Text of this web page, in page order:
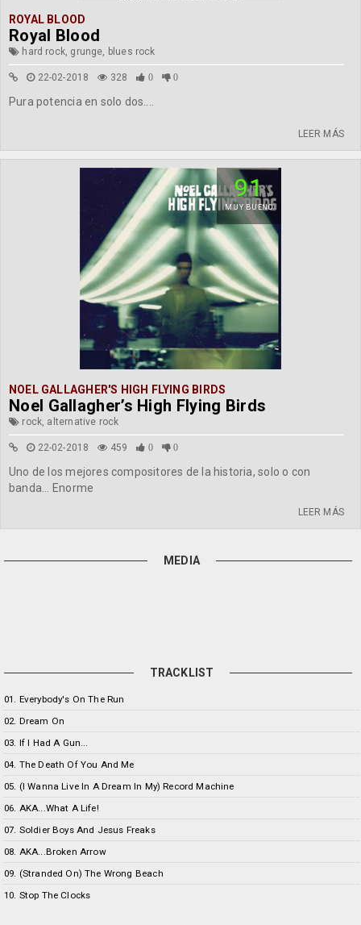
ROYAL BLOOD
Royal Blood
hard rock, grunge, blues rock
22-02-2018 328 0 0
Pura potencia en solo dos....
LEER MÁS
91
MUY BUENO
NOEL GALLAGHER'S HIGH FLYING BIRDS
Noel Gallagher’s High Flying Birds
rock, alternative rock
22-02-2018 459 0 0
Uno de los mejores compositores de la historia, solo o con
banda... Enorme
LEER MÁS
MEDIA
TRACKLIST
01. Everybody's On The Run
02. Dream On
03. If I Had A Gun...
04. The Death Of You And Me
05. (I Wanna Live In A Dream In My) Record Machine
06. AKA...What A Life!
07. Soldier Boys And Jesus Freaks
08. AKA...Broken Arrow
09. (Stranded On) The Wrong Beach
10. Stop The Clocks